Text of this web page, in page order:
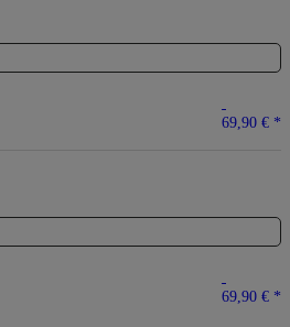
69,90 € *
69,90 € *